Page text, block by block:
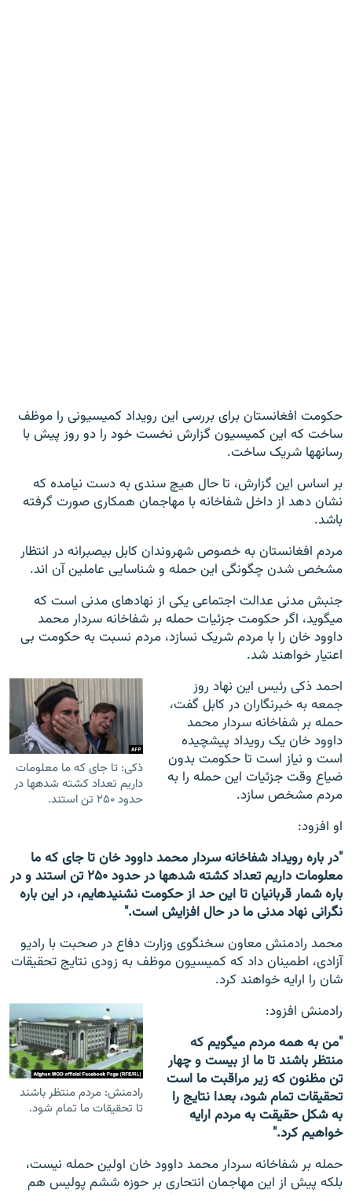
حکومت افغانستان برای بررسی این رویداد کمیسیونی را موظف
ساخت که این کمیسیون گزارش نخست خود را دو روز پیش با
رسانه‎ها شریک ساخت.
بر اساس این گزارش، تا حال هیچ سندی به دست نیامده که
نشان دهد از داخل شفاخانه با مهاجمان همکاری صورت گرفته
باشد.
مردم افغانستان به خصوص شهروندان کابل بی‎صبرانه در انتظار
مشخص شدن چگونگی این حمله و شناسایی عاملین آن اند.
جنبش مدنی عدالت اجتماعی یکی از نهادهای مدنی است که
می‎گوید، اگر حکومت جزئیات حمله بر شفاخانه سردار محمد
داوود خان را با مردم شریک نسازد، مردم نسبت به حکومت بی
اعتیار خواهند شد.
ذکی: تا جای که ما معلومات
داریم تعداد کشته شده‎ها در
حدود ۲۵۰ تن استند.
احمد ذکی رئیس این نهاد روز
جمعه به خبرنگاران در کابل گفت،
حمله بر شفاخانه سردار محمد
داوود خان یک رویداد پیشچیده
است و نیاز است تا حکومت بدون
ضیاع وقت جزئیات این حمله را به
مردم مشخص سازد.
او افزود:
"در باره رویداد شفاخانه سردار محمد داوود خان تا جای که ما
معلومات داریم تعداد کشته شده‎ها در حدود ۲۵۰ تن استند و در
باره شمار قربانیان تا این حد از حکومت نشنیده‎ایم، در این باره
نگرانی نهاد مدنی ما در حال افزایش است."
محمد رادمنش معاون سخنگوی وزارت دفاع در صحبت با رادیو
آزادی، اطمینان داد که کمیسیون موظف به زودی نتایج تحقیقات
شان را ارایه خواهند کرد.
رادمنش: مردم منتظر باشند
تا تحقیقات ما تمام شود.
رادمنش افزود:
"من به همه مردم می‎گویم که
منتظر باشند تا ما از بیست و چهار
تن مظنون که زیر مراقبت ما است
تحقیقات تمام شود، بعدا نتایج را
به شکل حقیقت به مردم ارایه
خواهیم کرد."
حمله بر شفاخانه سردار محمد داوود خان اولین حمله نیست،
بلکه پیش از این مهاجمان انتحاری بر حوزه ششم پولیس هم